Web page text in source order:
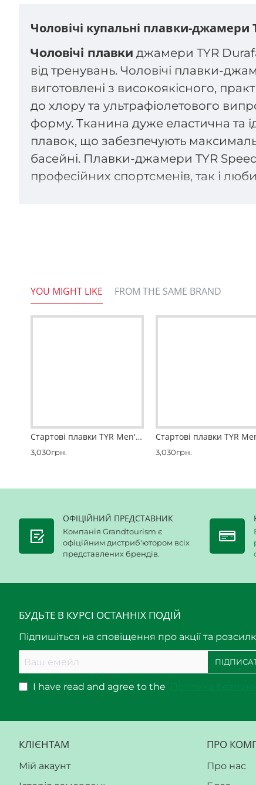
Чоловічі купальні плавки-джамери
Чоловічі плавки джамери TYR
від тренувань. Чоловічі плавки-
виготовлені з високоякісного,
до хлору та ультрафіолетового
форму. Тканина дуже еластична та
плавок, що забезпечують
басейні. Плавки-джамери TYR
професійних спортсменів, так і
• Висока міцність та зносостійкість
YOU MIGHT LIKE FROM THE SAME BRAND
Стартові плавки TYR Men's Thresher™ Jammer Swimsuit
3,030грн. 3,030грн.
ОФІЦІЙНИЙ ПРЕДСТАВНИК
Компанія Grandtourism є
офіційним дистриб'ютором всіх
представлених брендів.
БУДЬТЕ В КУРСІ ОСТАННІХ ПОДІЙ
Підпишіться на сповіщення про акції та
Ваш
емейл
I have read and agree to the
КЛІЄНТАМ
Мій акаунт
ПРО
Про нас